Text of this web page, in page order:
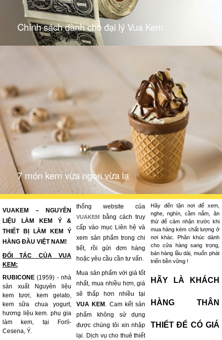
Chính sách dành cho đại lý Vua Kem
7 món kem vừa ngon vừa lạ
VUAKEM – NGUYÊN
LIỆU LÀM KEM Ý &
THIẾT BỊ LÀM KEM Ý
HÀNG ĐẦU VIỆT NAM!
ĐỐI TÁC CỦA VUA
KEM:
RUBICONE (1959) - nhà
sản xuất Nguyên liệu
kem tươi, kem gelato,
kem sữa chua yogurt,
hương liệu kem. phụ gia
làm kem, tại Forlì-
Cesena, Ý.
thống website của
VUAKEM bằng cách truy
cấp vào mục Liên hệ và
xem sản phẩm trong chi
tiết, rồi gửi đơn hàng
hoặc yêu cầu cần tư vấn.
Mua sản phẩm với giá tốt
nhất, mua nhiều hơn, giá
sẽ thấp hơn nhiều tại
VUA KEM . Cam kết sản
phẩm không sử dụng
được chúng tôi xin nhập
lại. Dịch vụ cho thuê thiết
Hãy đến tận nơi để xem,
nghe, nghìn, cầm nắm, ăn
thử để cảm nhận trước khi
mua hàng kém chất lượng ở
nơi khác. Phân khúc dành
cho cửa hàng sang trọng,
bán hàng lầu dài, muốn phát
triển bền vững !
HÃY LÀ KHÁCH
HÀNG THÂN
THIẾT ĐỂ CÓ GIÁ